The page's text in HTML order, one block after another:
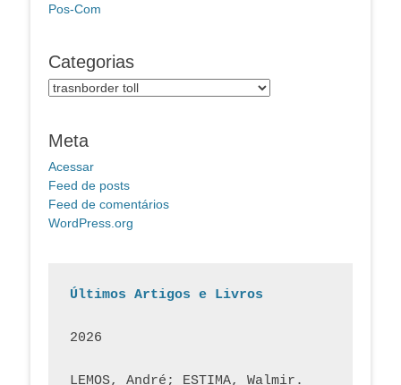
Pos-Com
Categorias
Categorias
Meta
Acessar
Feed de posts
Feed de comentários
WordPress.org
Últimos Artigos e Livros
2026